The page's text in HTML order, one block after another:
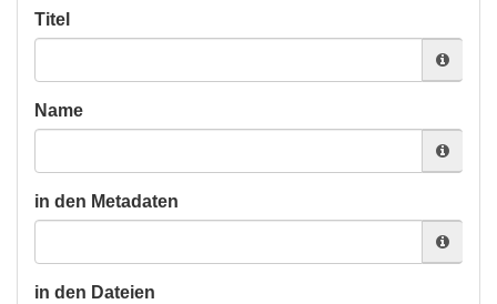
Titel
Name
in den Metadaten
in den Dateien